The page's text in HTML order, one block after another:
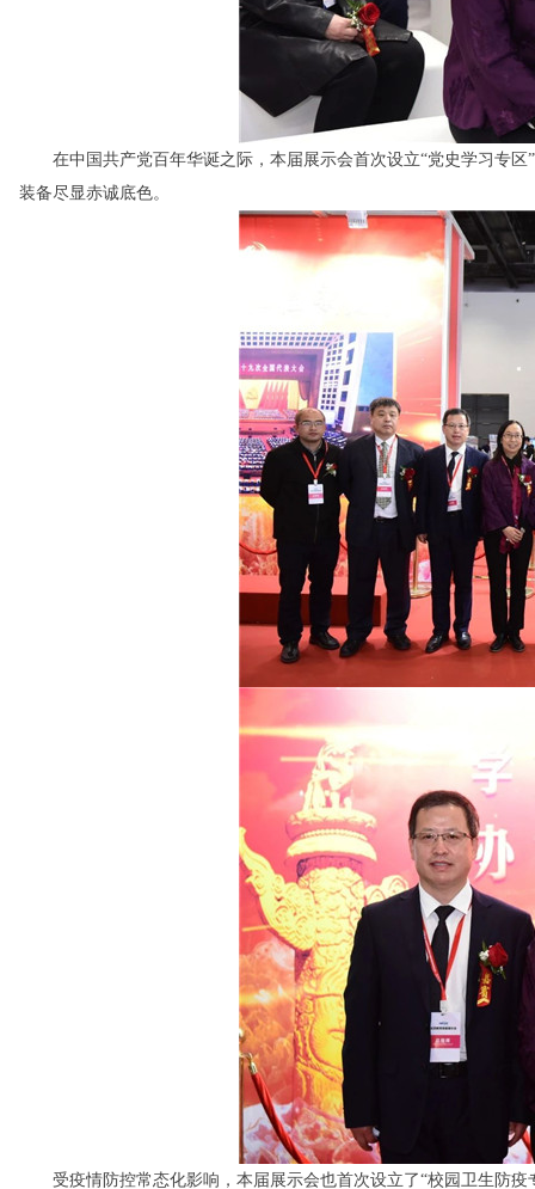
在中国共产党百年华诞之际，本届展示会首次设立“党史学习专区
装备尽显赤诚底色。
受疫情防控常态化影响，本届展示会也首次设立了“校园卫生防疫